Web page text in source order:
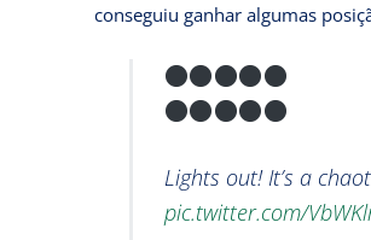
conseguiu ganhar algumas
Lights out! It’s a
pic.twitter.com/